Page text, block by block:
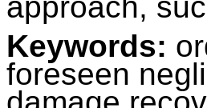
Keywords:
foreseen